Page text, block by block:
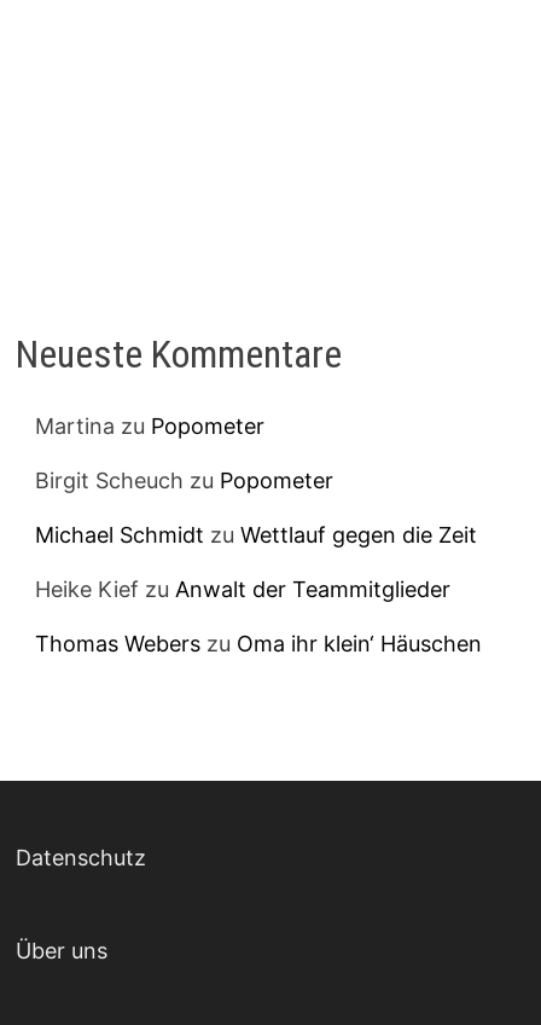
Neueste Kommentare
Martina zu Popometer
Birgit Scheuch zu Popometer
Michael Schmidt zuWettlauf gegen die Zeit
Heike Kief zu Anwalt der Teammitglieder
Thomas Webers zu Oma ihr klein‘ Häuschen
Datenschutz
Über uns